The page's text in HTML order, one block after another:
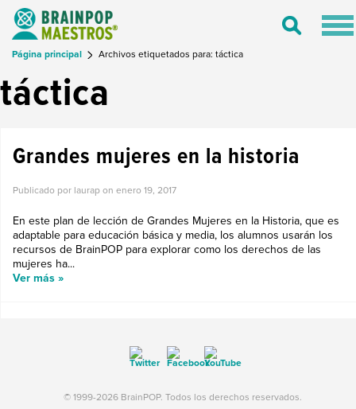
Toggle
Página principal Archivos etiquetados para: táctica
táctica
Grandes mujeres en la historia
Publicado por laurap on enero 19, 2017
En este plan de lección de Grandes Mujeres en la Historia, que es
adaptable para educación básica y media, los alumnos usarán los
recursos de BrainPOP para explorar como los derechos de las
mujeres ha...
Ver más »
© 1999-2026 BrainPOP. Todos los derechos reservados.